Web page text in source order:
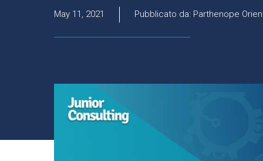
May 11, 2021 Pubblicato da: Parthenope